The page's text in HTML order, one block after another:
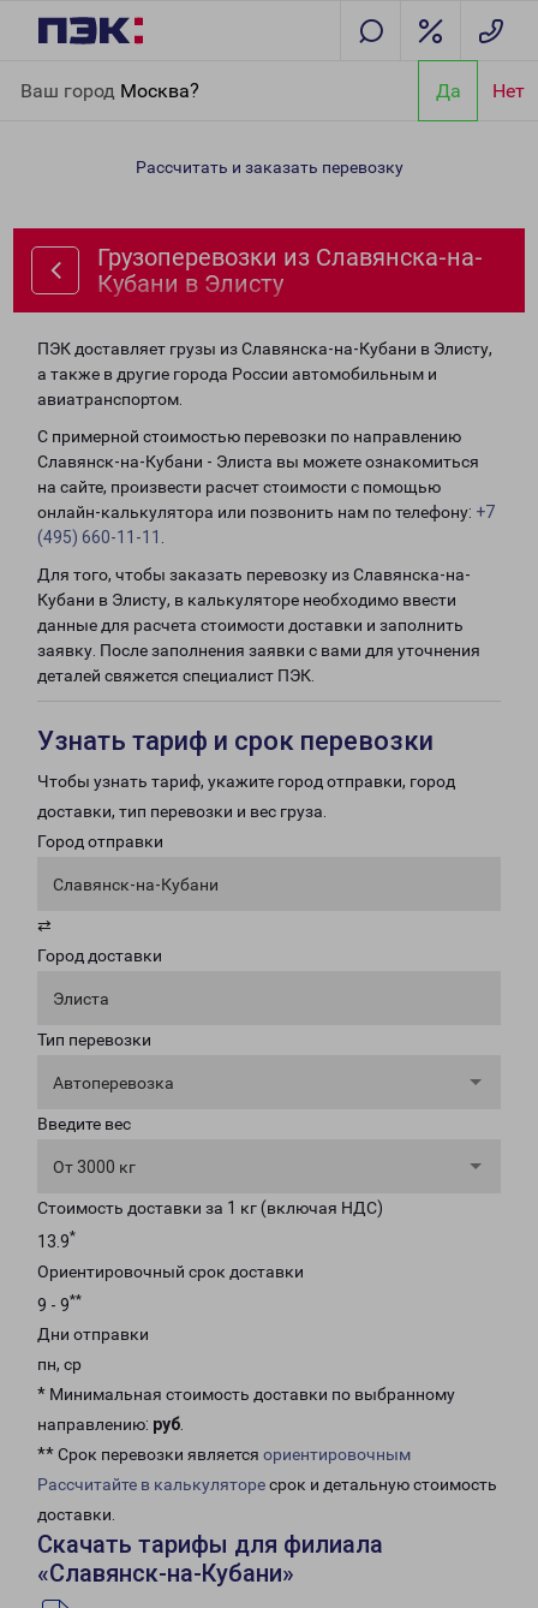
Ваш город Москва? Да Нет
Кубани в Элисту
Рассчитать и заказать перевозку
Грузоперевозки из Славянска-на-
Кубани в Элисту
ПЭК доставляет грузы из Славянска-на-Кубани в Элисту,
а также в другие города России автомобильным и
авиатранспортом.
С примерной стоимостью перевозки по направлению
Славянск-на-Кубани - Элиста вы можете ознакомиться
на сайте, произвести расчет стоимости с помощью
онлайн-калькулятора или позвонить нам по телефону: +7
(495) 660-11-11
Для того, чтобы заказать перевозку из Славянска-на-
Кубани в Элисту, в калькуляторе необходимо ввести
данные для расчета стоимости доставки и заполнить
заявку. После заполнения заявки с вами для уточнения
деталей свяжется специалист ПЭК.
Узнать тариф и срок перевозки
Чтобы узнать тариф, укажите город отправки, город
доставки, тип перевозки и вес груза.
Город отправки
Славянск-на-Кубани
⇄
Город доставки
Элиста
Тип перевозки
Автоперевозка
Введите вес
От 3000 кг
Стоимость доставки за 1 кг (включая НДС)
13.9*
Ориентировочный срок доставки
9 - 9**
Дни отправки
пн, ср
* Минимальная стоимость доставки по выбранному
направлению: руб.
** Срок перевозки является ориентировочным
Рассчитайте в калькуляторесрок и детальную стоимость
доставки.
Скачать тарифы для филиала
«Славянск-на-Кубани»